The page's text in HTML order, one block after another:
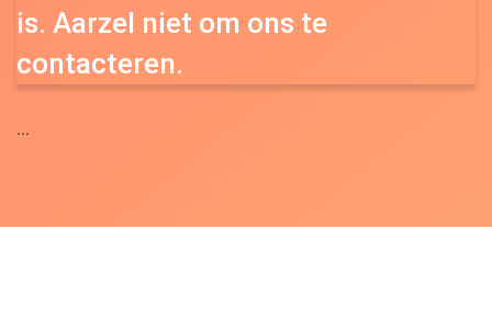
is. Aarzel niet om ons te
contacteren.
...